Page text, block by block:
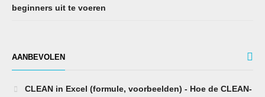
beginners uit te voeren
AANBEVOLEN
CLEAN in Excel (formule, voorbeelden) - Hoe de CLEAN-